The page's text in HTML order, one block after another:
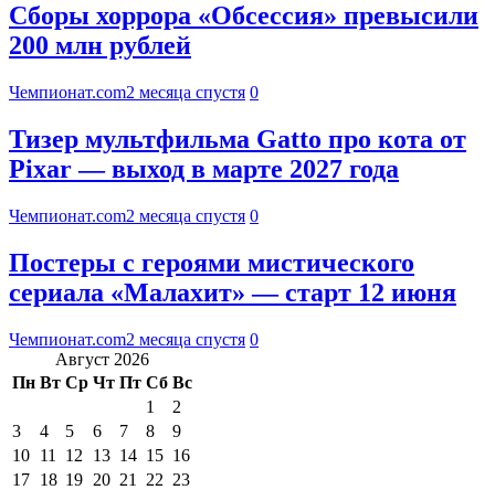
Сборы хоррора «Обсессия» превысили
200 млн рублей
Чемпионат.com2 месяца спустя 0
Тизер мультфильма Gatto про кота от
Pixar — выход в марте 2027 года
Чемпионат.com2 месяца спустя 0
Постеры с героями мистического
сериала «Малахит» — старт 12 июня
Чемпионат.com2 месяца спустя 0
Август 2026
Пн Вт Ср Чт Пт Сб Вс
1
2
3
4 5 6 7 8
9
10 11 12 13 14 15 16
17 18 19 20 21 22 23